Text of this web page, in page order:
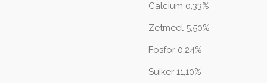
Calcium 0,33%
Zetmeel 5,50%
Fosfor 0,24%
Suiker 11,10%